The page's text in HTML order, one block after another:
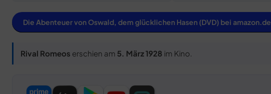
Die Abenteuer von Oswald, dem glücklichen Hasen (DVD) bei amazon.de
Rival Romeos erschien am 5. März 1928 im Kino.